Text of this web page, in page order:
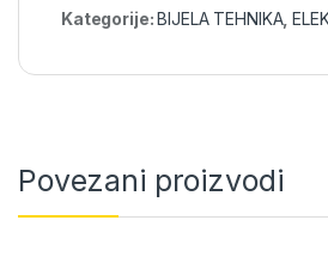
Kategorije:BIJELA TEHNIKA,
Povezani proizvodi